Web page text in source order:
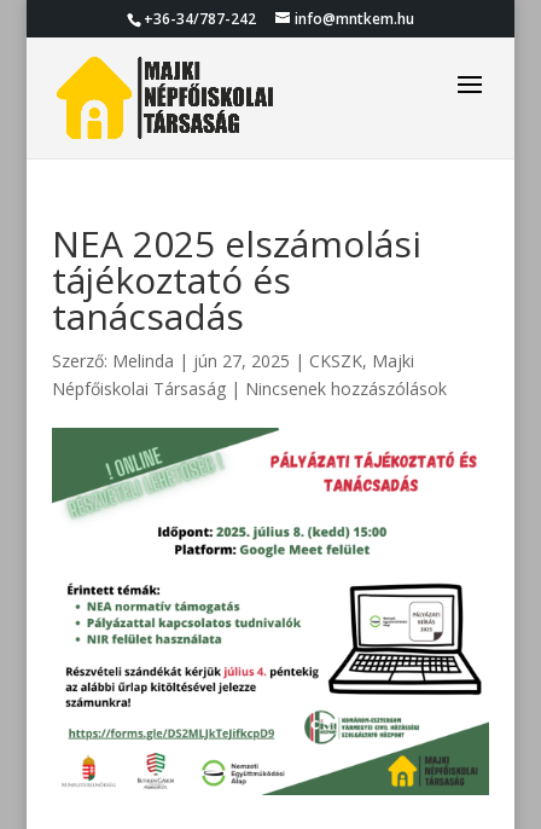
+36-34/787-242 info@mntkem.hu
NEA 2025 elszámolási
tájékoztató és
tanácsadás
Szerző: Melinda | jún 27, 2025 | CKSZK, Majki
Népfőiskolai Társaság| Nincsenek hozzászólások